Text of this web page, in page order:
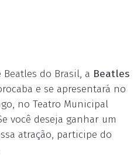
do Brasil, a Beatles
e se apresentará no
no Teatro Municipal
você deseja ganhar um
atração, participe do